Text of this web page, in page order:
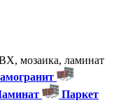
мозаика, ламинат
Паркет